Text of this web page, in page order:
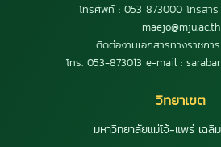
โทรศัพท์ : 053 873000 โทรสาร
maejo@mju.ac.th
ติดต่องานเอกสารทางราชกา
โทร. 053-873013 e-mail :
วิทยาเขต
มหาวิทยาลัยแม่โจ้-แพร่ เฉลิ